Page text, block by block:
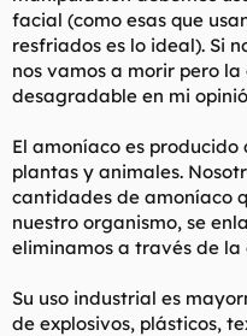
facial (como esas que
resfriados es lo ideal). Si
nos vamos a morir pero
desagradable en mi
El amoníaco es
plantas y animales.
cantidades de amoníaco
nuestro organismo, se
eliminamos a través de la
Su uso industrial es
de explosivos, plásticos,